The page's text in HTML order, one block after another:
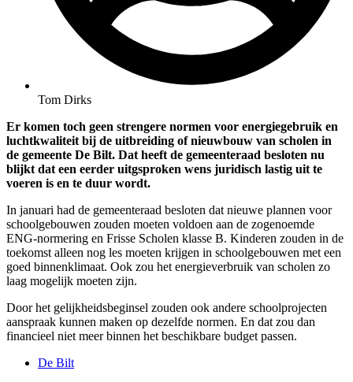
Tom Dirks
Er komen toch geen strengere normen voor energiegebruik en
luchtkwaliteit bij de uitbreiding of nieuwbouw van scholen in
de gemeente De Bilt. Dat heeft de gemeenteraad besloten nu
blijkt dat een eerder uitgsproken wens juridisch lastig uit te
voeren is en te duur wordt.
In januari had de gemeenteraad besloten dat nieuwe plannen voor
schoolgebouwen zouden moeten voldoen aan de zogenoemde
ENG-normering en Frisse Scholen klasse B. Kinderen zouden in de
toekomst alleen nog les moeten krijgen in schoolgebouwen met een
goed binnenklimaat. Ook zou het energieverbruik van scholen zo
laag mogelijk moeten zijn.
Door het gelijkheidsbeginsel zouden ook andere schoolprojecten
aanspraak kunnen maken op dezelfde normen. En dat zou dan
financieel niet meer binnen het beschikbare budget passen.
De Bilt